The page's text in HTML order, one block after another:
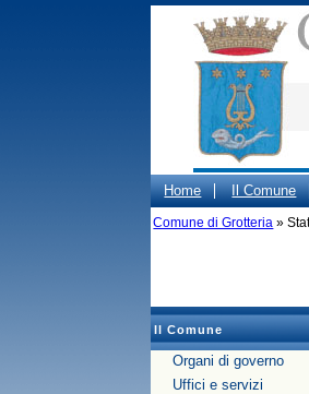
Home Il Comune
Gestione dei Rifiuti
Comune di Grotteria »
Il Comune
Organi di governo
Uffici e servizi